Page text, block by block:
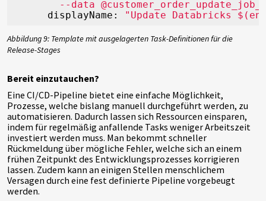
displayName:
"Update Databricks
Abbildung 9: Template mit ausgelagerten Task-Definitionen für die
Release-Stages
Bereit einzutauchen?
Eine CI/CD-Pipeline bietet eine einfache Möglichkeit,
Prozesse, welche bislang manuell durchgeführt werden, zu
automatisieren. Dadurch lassen sich Ressourcen einsparen,
indem für regelmäßig anfallende Tasks weniger Arbeitszeit
investiert werden muss. Man bekommt schneller
Rückmeldung über mögliche Fehler, welche sich an einem
frühen Zeitpunkt des Entwicklungsprozesses korrigieren
lassen. Zudem kann an einigen Stellen menschlichem
Versagen durch eine fest definierte Pipeline vorgebeugt
werden.